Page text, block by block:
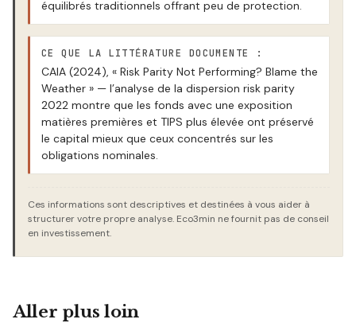
équilibrés traditionnels offrant peu de protection.
CE QUE LA LITTÉRATURE DOCUMENTE :
CAIA (2024), « Risk Parity Not Performing? Blame the
Weather » — l’analyse de la dispersion risk parity
2022 montre que les fonds avec une exposition
matières premières et TIPS plus élevée ont préservé
le capital mieux que ceux concentrés sur les
obligations nominales.
Ces informations sont descriptives et destinées à vous aider à
structurer votre propre analyse. Eco3min ne fournit pas de conseil
en investissement.
Aller plus loin